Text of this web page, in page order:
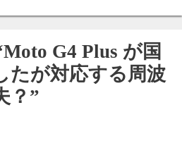
Moto G4 Plus が国
たが対応する周波
？ ”